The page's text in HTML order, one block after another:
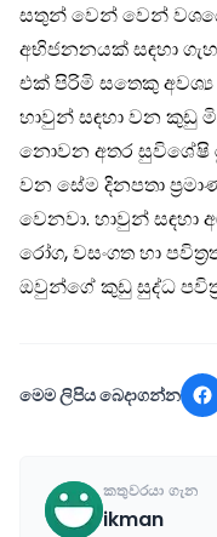
සතුන් වෙන් වෙන්
අභිජනනයක් සඳහා
එක් පිරිමි සතෙකු අවශ්‍ය
හාවුන් සඳහා වන කුඩු
නොවන අතර සුවිශේෂි
වන සේම දිනපතා
වෙනවා. හාවුන් සඳහා
රෝග, වසංගත හා
ඔවුන්ගේ කුඩු සුද්ධ
මෙම ලිපිය බෙදාගන්න
කතුවරයා ගැන
ikman